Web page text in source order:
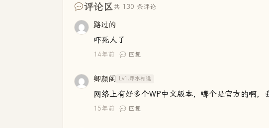
评论区共 130 条评论
路过的
吓死人了
14年前 回复
卿颜阁 Lv1.萍水相逢
网络上有好多个WP中文版本，哪个是官方的啊，
15年前 回复